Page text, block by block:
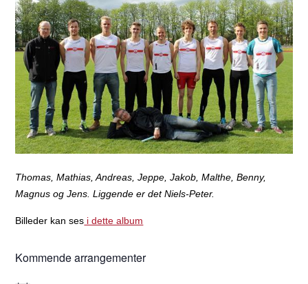
Thomas, Mathias, Andreas, Jeppe, Jakob, Malthe, Benny,
Magnus og Jens. Liggende er det Niels-Peter.
Billeder kan ses i dette album
Kommende arrangementer